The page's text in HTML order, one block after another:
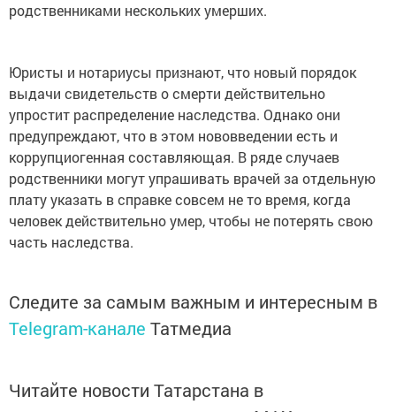
родственниками нескольких умерших.
Юристы и нотариусы признают, что новый порядок
выдачи свидетельств о смерти действительно
упростит распределение наследства. Однако они
предупреждают, что в этом нововведении есть и
коррупциогенная составляющая. В ряде случаев
родственники могут упрашивать врачей за отдельную
плату указать в справке совсем не то время, когда
человек действительно умер, чтобы не потерять свою
часть наследства.
Следите за самым важным и интересным в
Telegram-канале Татмедиа
Читайте новости Татарстана в